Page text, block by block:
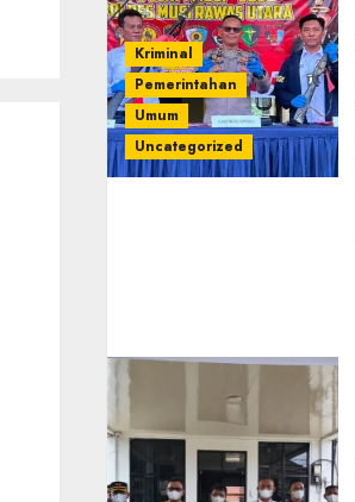
Kriminal
Pemerintahan
Umum
Uncategorized